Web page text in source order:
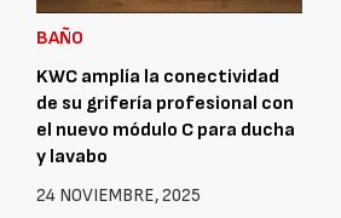
BAÑO
KWC amplía la conectividad
de su grifería profesional con
el nuevo módulo C para ducha
y lavabo
24 NOVIEMBRE, 2025